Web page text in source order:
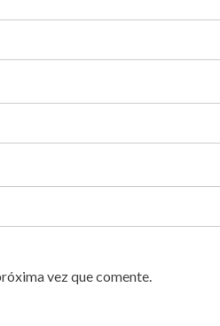
vez que comente.